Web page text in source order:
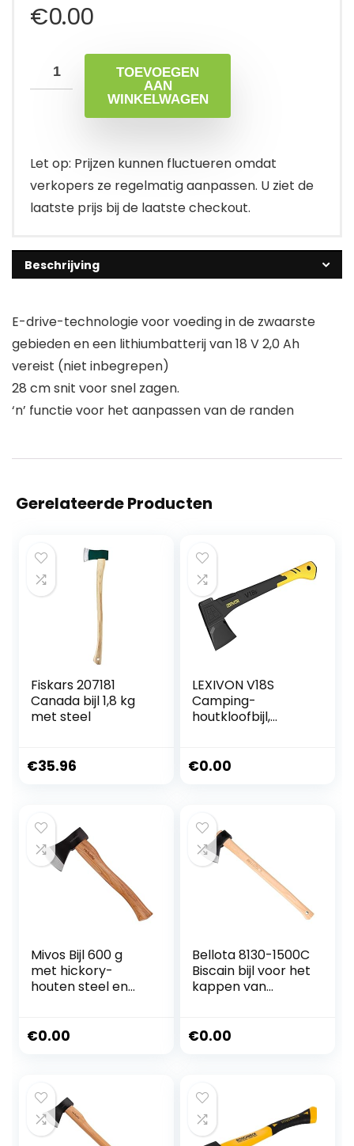
€0.00
TOEVOEGEN
AAN
WINKELWAGEN
Let op: Prijzen kunnen fluctueren omdat
verkopers ze regelmatig aanpassen. U ziet de
laatste prijs bij de laatste checkout.
Beschrijving
E-drive-technologie voor voeding in de zwaarste
gebieden en een lithiumbatterij van 18 V 2,0 Ah
vereist (niet inbegrepen)
28 cm snit voor snel zagen.
‘n’ functie voor het aanpassen van de randen
Gerelateerde Producten
Fiskars 207181
Canada bijl 1,8 kg
met steel
€35.96
LEXIVON V18S
Camping-
houtkloofbijl,
ergonomische
draagbare
beschermende
schede inclusief
(LX-V18S)
€0.00
Mivos Bijl 600 g
met hickory-
houten steel en
handbijl voor tuin
kloofbijl met
gelakt houten
handvat
€0.00
Bellota 8130-1500C
Biscain bijl voor het
kappen van
voor het snijden
handvat
€0.00